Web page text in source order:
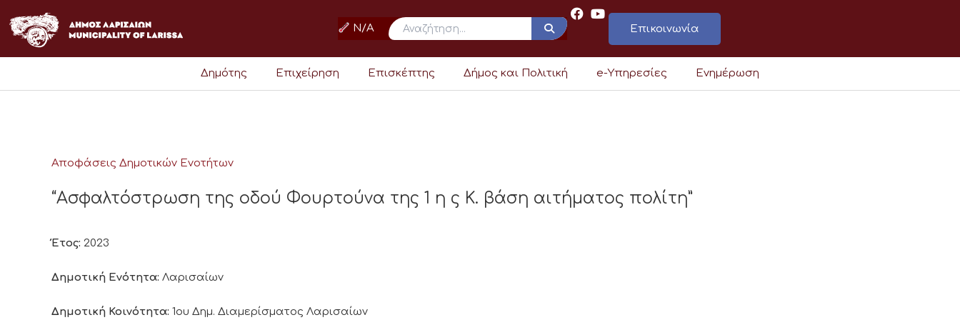
στο
περιεχόμενο
N/A Επικοινωνία
Δημότης Επιχείρηση Επισκέπτης Δήμος και Πολιτική e-Υπηρεσίες Ενημέρωση
Αποφάσεις Δημοτικών Ενοτήτων
“Ασφαλτόστρωση της οδού Φουρτούνα της 1 η ς Κ. βάση αιτήματος πολίτη”
Έτος: 2023
Δημοτική Ενότητα: Λαρισαίων
Δημοτική Κοινότητα: 1ου Δημ. Διαμερίσματος Λαρισαίων